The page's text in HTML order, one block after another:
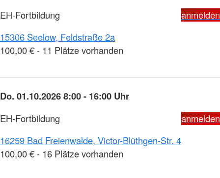
EH-Fortbildung
anmelden
15306 Seelow, Feldstraße 2a
100,00 € - 11 Plätze vorhanden
Do. 01.10.2026 8:00 - 16:00 Uhr
EH-Fortbildung
anmelden
16259 Bad Freienwalde, Victor-Blüthgen-Str. 4
100,00 € - 16 Plätze vorhanden